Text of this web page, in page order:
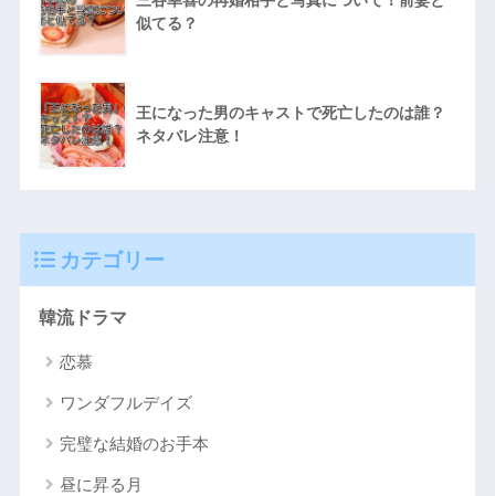
似てる？
王になった男のキャストで死亡したのは誰？
ネタバレ注意！
カテゴリー
韓流ドラマ
恋慕
ワンダフルデイズ
完璧な結婚のお手本
昼に昇る月